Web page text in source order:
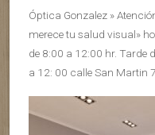
Óptica Gonzalez »
merece tu salud visual»
de 8:00 a 12:00 hr. Tarde
a 12: 00 calle San Martin